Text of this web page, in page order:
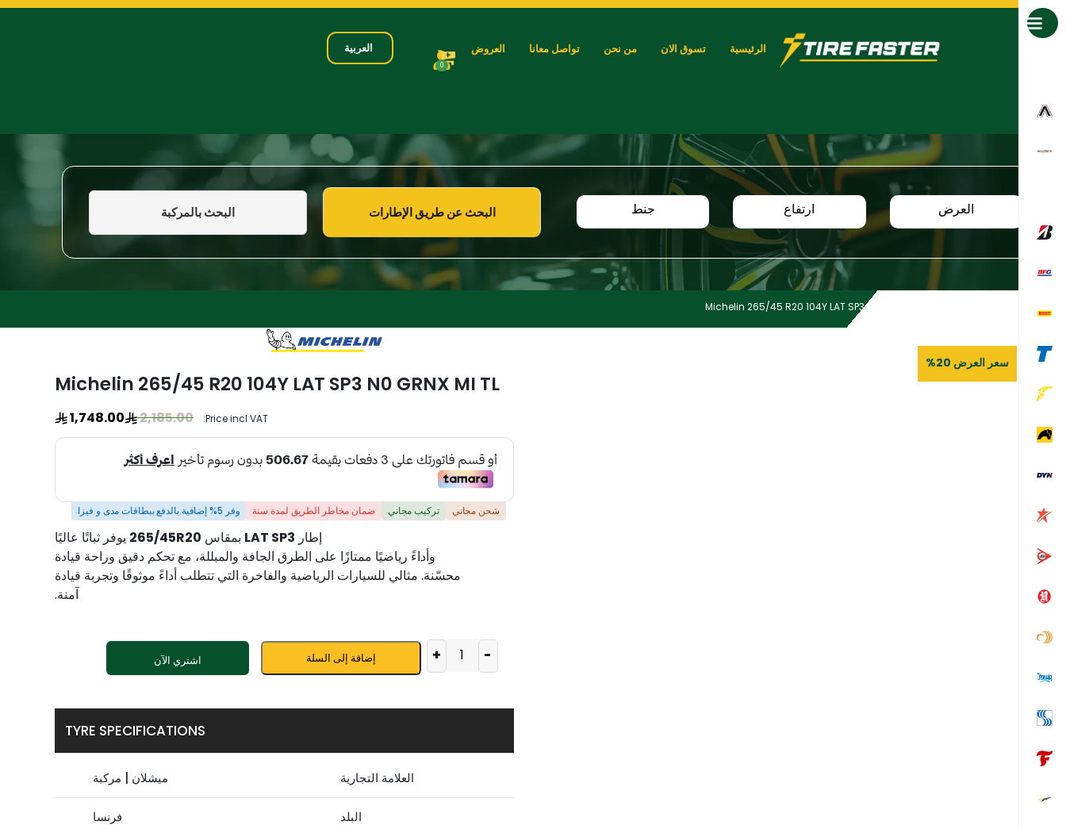
الرئيسية تسوق الان من نحن تواصل معانا العروض
0
العربية
البحث عن طريق الإطارات البحث بالمركبة العرض ارتفاع جنط
Michelin 265/45 R20 104Y LAT SP3 N0 GRNX MI TL
سعر العرض 20%
Michelin 265/45 R20 104Y LAT SP3 N0 GRNX MI TL
Price incl VAT:
2,185.00
1,748.00
شحن مجاني تركيب مجاني ضمان مخاطر الطريق لمدة سنة وفر 5% إضافية بالدفع ببطاقات مدى و فيزا
إطار LAT SP3 بمقاس 265/45R20 يوفر ثباتًا عاليًا
وأداءً رياضيًا ممتازًا على الطرق الجافة والمبللة، مع تحكم دقيق وراحة قيادة
محسّنة. مثالي للسيارات الرياضية والفاخرة التي تتطلب أداءً موثوقًا وتجربة قيادة
آمنة.
-
+ إضافة إلى السلة اشتري الآن
TYRE SPECIFICATIONS
العلامة التجارية ميشلان | مركبة
البلد فرنسا